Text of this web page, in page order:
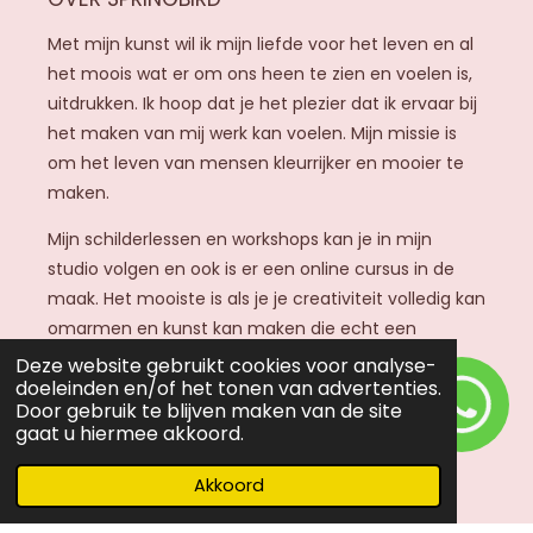
Deze website gebruikt cookies voor analyse-
doeleinden en/of het tonen van advertenties.
Door gebruik te blijven maken van de site
gaat u hiermee akkoord.
Akkoord
a
g
r
a
m
Met mijn kunst wil ik mijn liefde voor het leven en al
het moois wat er om ons heen te zien en voelen is,
uitdrukken. Ik hoop dat je het plezier dat ik ervaar bij
het maken van mij werk kan voelen. Mijn missie is
om het leven van mensen kleurrijker en mooier te
maken.
Mijn schilderlessen en workshops kan je in mijn
studio volgen en ook is er een online cursus in de
maak. Het mooiste is als je je creativiteit volledig kan
omarmen en kunst kan maken die echt een
expressie van jou ware zelf is.
KLANTENSERVICE
Klantenservice